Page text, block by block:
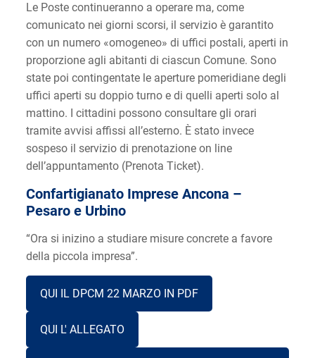
Le Poste continueranno a operare ma, come
comunicato nei giorni scorsi, il servizio è garantito
con un numero «omogeneo» di uffici postali, aperti in
proporzione agli abitanti di ciascun Comune. Sono
state poi contingentate le aperture pomeridiane degli
uffici aperti su doppio turno e di quelli aperti solo al
mattino. I cittadini possono consultare gli orari
tramite avvisi affissi all’esterno. È stato invece
sospeso il servizio di prenotazione on line
dell’appuntamento (Prenota Ticket).
Confartigianato Imprese Ancona –
Pesaro e Urbino
“Ora si inizino a studiare misure concrete a favore
della piccola impresa”.
QUI IL DPCM 22 MARZO IN PDF
QUI L' ALLEGATO